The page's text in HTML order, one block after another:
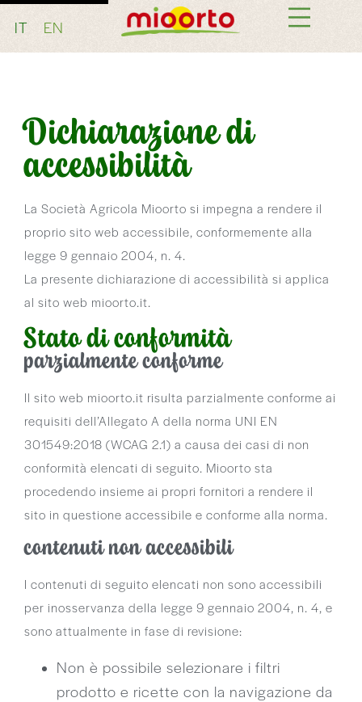
IT EN
Dichiarazione di
accessibilità
La Società Agricola Mioorto si impegna a rendere il
proprio sito web accessibile, conformemente alla
legge 9 gennaio 2004, n. 4.
La presente dichiarazione di accessibilità si applica
al sito web mioorto.it.
Stato di conformità
parzialmente conforme
Il sito web mioorto.it risulta parzialmente conforme ai
requisiti dell’Allegato A della norma UNI EN
301549:2018 (WCAG 2.1) a causa dei casi di non
conformità elencati di seguito. Mioorto sta
procedendo insieme ai propri fornitori a rendere il
sito in questione accessibile e conforme alla norma.
contenuti non accessibili
I contenuti di seguito elencati non sono accessibili
per inosservanza della legge 9 gennaio 2004, n. 4, e
sono attualmente in fase di revisione:
Non è possibile selezionare i filtri
prodotto e ricette con la navigazione da